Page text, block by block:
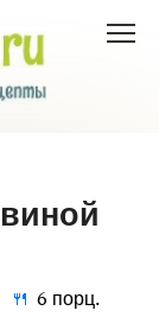
6 порц.